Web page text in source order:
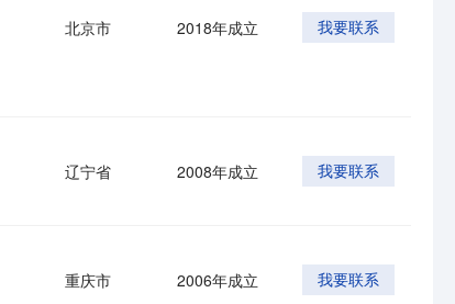
北京市 2018年成立 我要联系
辽宁省 2008年成立 我要联系
重庆市 2006年成立 我要联系